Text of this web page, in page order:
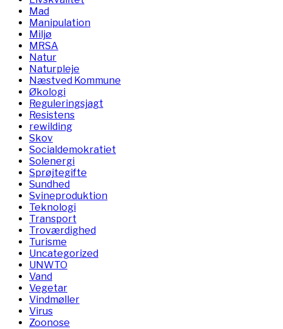
Mad
Manipulation
Miljø
MRSA
Natur
Naturpleje
Næstved Kommune
Økologi
Reguleringsjagt
Resistens
rewilding
Skov
Socialdemokratiet
Solenergi
Sprøjtegifte
Sundhed
Svineproduktion
Teknologi
Transport
Troværdighed
Turisme
Uncategorized
UNWTO
Vand
Vegetar
Vindmøller
Virus
Zoonose